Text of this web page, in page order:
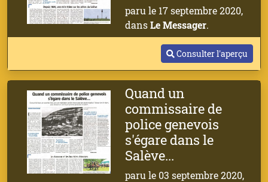
paru le 17 septembre 2020,
dansLe Messager.
Consulter l'aperçu
Quand un
commissaire de
police genevois
s'égare dans le
Salève...
paru le 03 septembre 2020,